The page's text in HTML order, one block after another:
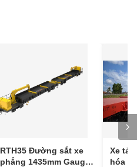
RTH35 Đường sắt xe
phẳng 1435mm Gauge
Xe tải
hóa